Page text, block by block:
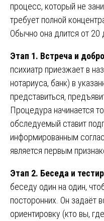
процесс, который не
требует полной
Обычно она длится от 20
Этап 1. Встреча и
психиатр приезжает в
нотариуса, банк) в
представиться,
Процедура начинается
обследуемый ставит
информированным
является первым
Этап 2. Беседа и
беседу один на один,
посторонних. Он задаёт
ориентировку (кто вы,